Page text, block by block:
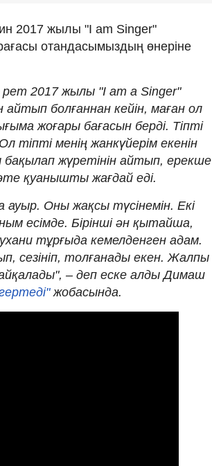
2017 жылы "I am Singer"
отандасымыздың өнеріне
2017 жылы "I am a Singer"
айтып болғаннан кейін, маған ол
жоғары бағасын берді. Тіпті
тіпті менің жанкүйерім екенін
жүретінін айтып, ерекше
қуанышты жағдай еді.
Оны жақсы түсінемін. Екі
есімде. Бірінші ән қытайша,
тұрғыда кемелденген адам.
сезініп, толғанады екен. Жалпы
– деп еске алды Димаш
жобасында.